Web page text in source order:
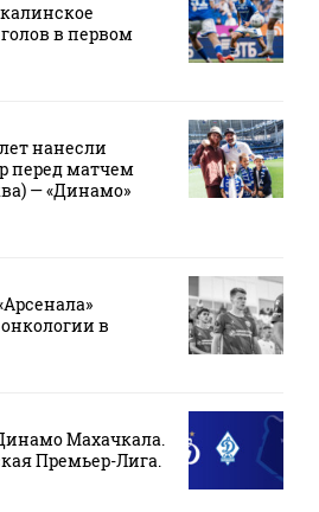
в первом
нанесли
перед матчем
— «Динамо»
в
Махачкала.
Премьер-Лига.